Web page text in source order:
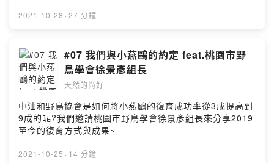
2021-10-28 · 27 分鐘
#07 我們與小燕鷗的約定 feat.桃園市野
鳥學會徐景彥組長
天然的尚好
中油和野鳥協會是如何將小燕鷗的復育成功率從3成提高到
9成的呢?我們邀請桃園市野鳥學會徐景彥組長來分享2019
至今的復育方式與成果~
2021-10-25 · 14 分鐘